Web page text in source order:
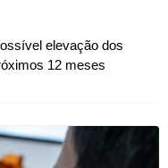
elevação dos
12 meses